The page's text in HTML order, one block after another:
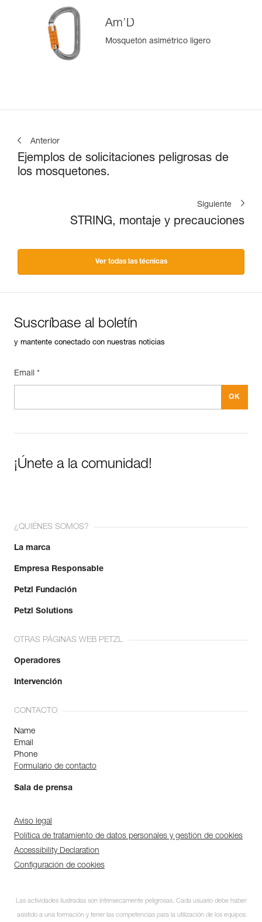
Am’D
Mosquetón asimétrico ligero
Anterior
Ejemplos de solicitaciones peligrosas de
los mosquetones.
Siguiente
STRING, montaje y precauciones
Ver todas las técnicas
Suscríbase al boletín
y mantente conectado con nuestras noticias
Email *
¡Únete a la comunidad!
¿QUIÉNES SOMOS?
La marca
Empresa Responsable
Petzl Fundación
Petzl Solutions
OTRAS PÁGINAS WEB PETZL
Operadores
Intervención
CONTACTO
Name
Email
Phone
Formulario de contacto
Sala de prensa
Aviso legal
Política de tratamiento de datos personales y gestión de cookies
Accessibility Declaration
Configuración de cookies
Las actividades ilustradas son intrínsecamente peligrosas. Cada usuario debe haber
asistido a una formación y tener las competencias para la utilización de los equipos